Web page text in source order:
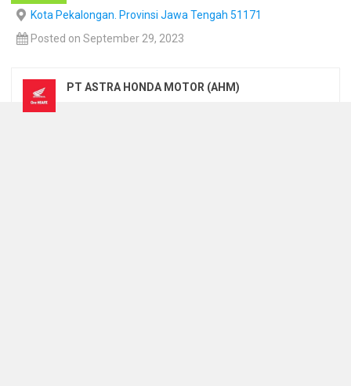
Kota Pekalongan. Provinsi Jawa Tengah 51171
Posted on September 29, 2023
PT ASTRA HONDA MOTOR (AHM)